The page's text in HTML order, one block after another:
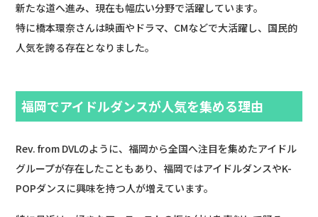
新たな道へ進み、現在も幅広い分野で活躍しています。
特に橋本環奈さんは映画やドラマ、CMなどで大活躍し、国民的
人気を誇る存在となりました。
福岡でアイドルダンスが人気を集める理由
Rev. from DVLのように、福岡から全国へ注目を集めたアイドル
グループが存在したこともあり、福岡ではアイドルダンスやK-
POPダンスに興味を持つ人が増えています。